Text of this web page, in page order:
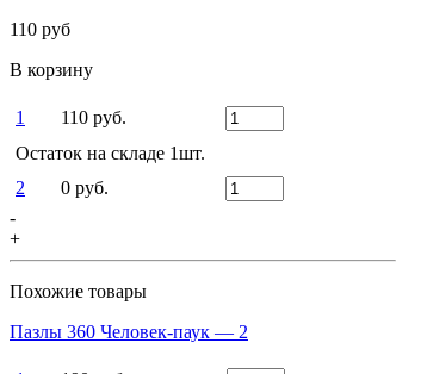
110 руб
В корзину
1
110 руб.
Остаток на складе 1шт.
2
0 руб.
-
+
Похожие товары
Пазлы 360 Человек-паук — 2